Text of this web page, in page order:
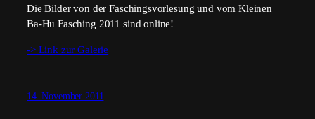
Die Bilder von der Faschingsvorlesung und vom Kleinen
Ba-Hu Fasching 2011 sind online!
-> Link zur Galerie
14. November 2011